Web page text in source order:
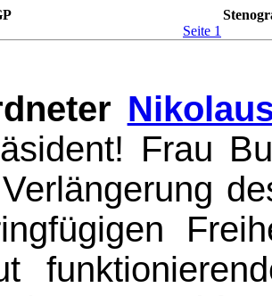
Seite 1
Frau